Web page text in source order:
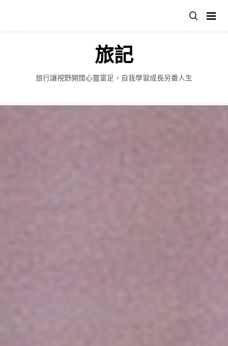
主
旅記
旅行讓視野開闊心靈富足，自我學習成長另番人生